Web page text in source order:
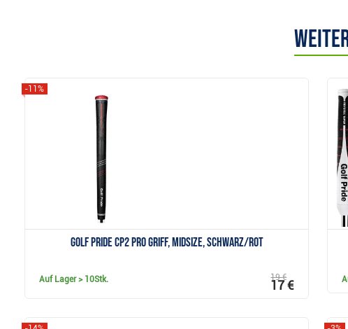
Golf Pride CP2 Pro Griff, MIDSIZE, schwarz/rot
-11%
Auf Lager> 10Stk. 19 €
17 €